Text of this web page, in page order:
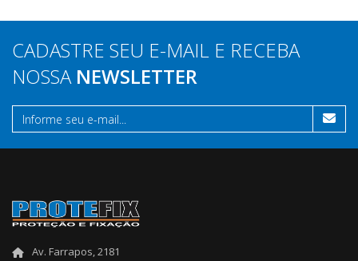
CADASTRE SEU E-MAIL E RECEBA
NOSSA NEWSLETTER
Av. Farrapos, 2181